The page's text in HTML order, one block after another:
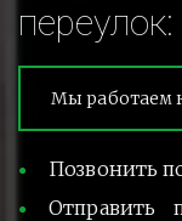
переулок:
Мы работаем
Позвонить
Отправить